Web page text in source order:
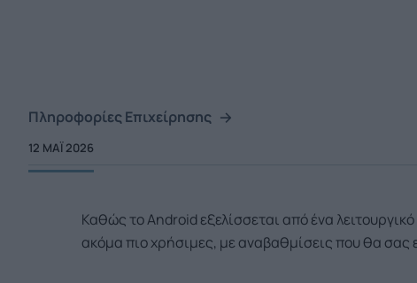
Πληροφορίες Επιχείρησης
12 ΜΑΪ́ 2026
Καθώς το Android εξελίσσεται από ένα
ακόμα πιο χρήσιμες, με αναβαθμίσεις που θα σας